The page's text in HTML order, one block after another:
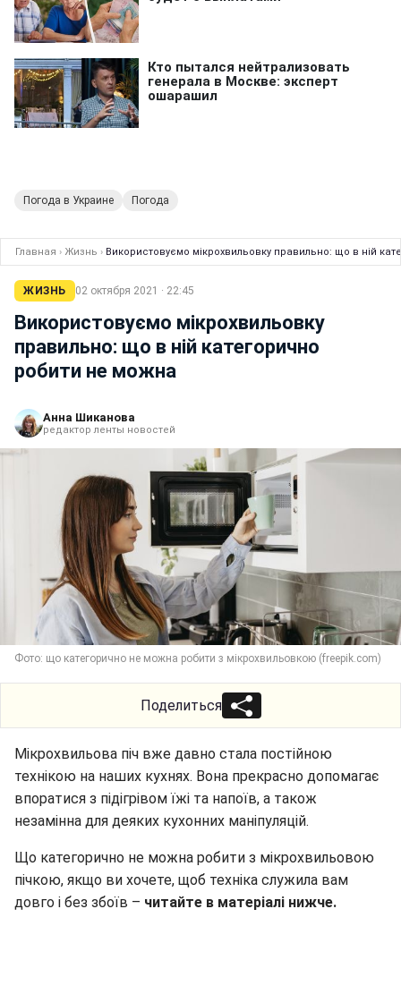
Погода в Украине Погода
Главная › Жизнь › Використовуємо мікрохвильовку правильно: що в ній
ЖИЗНЬ 02 октября 2021 · 22:45
Використовуємо мікрохвильовку
правильно: що в ній категорично
робити не можна
Анна Шиканова
редактор ленты новостей
Фото: що категорично не можна робити з мікрохвильовкою (freepik.com)
Поделиться
Мікрохвильова піч вже давно стала постійною
технікою на наших кухнях. Вона прекрасно допомагає
впоратися з підігрівом їжі та напоїв, а також
незамінна для деяких кухонних маніпуляцій.
Що категорично не можна робити з мікрохвильовою
пічкою, якщо ви хочете, щоб техніка служила вам
довго і без збоїв – читайте в матеріалі нижче.